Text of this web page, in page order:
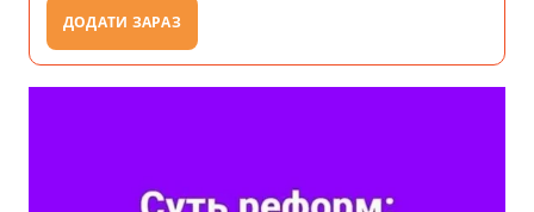
ДОДАТИ ЗАРАЗ